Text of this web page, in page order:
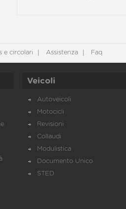
e circolari Assistenza Faq
Veicoli
Autoveicoli
Motocicli
Revisioni
Collaudi
Modulistica
Documento Unico
STED